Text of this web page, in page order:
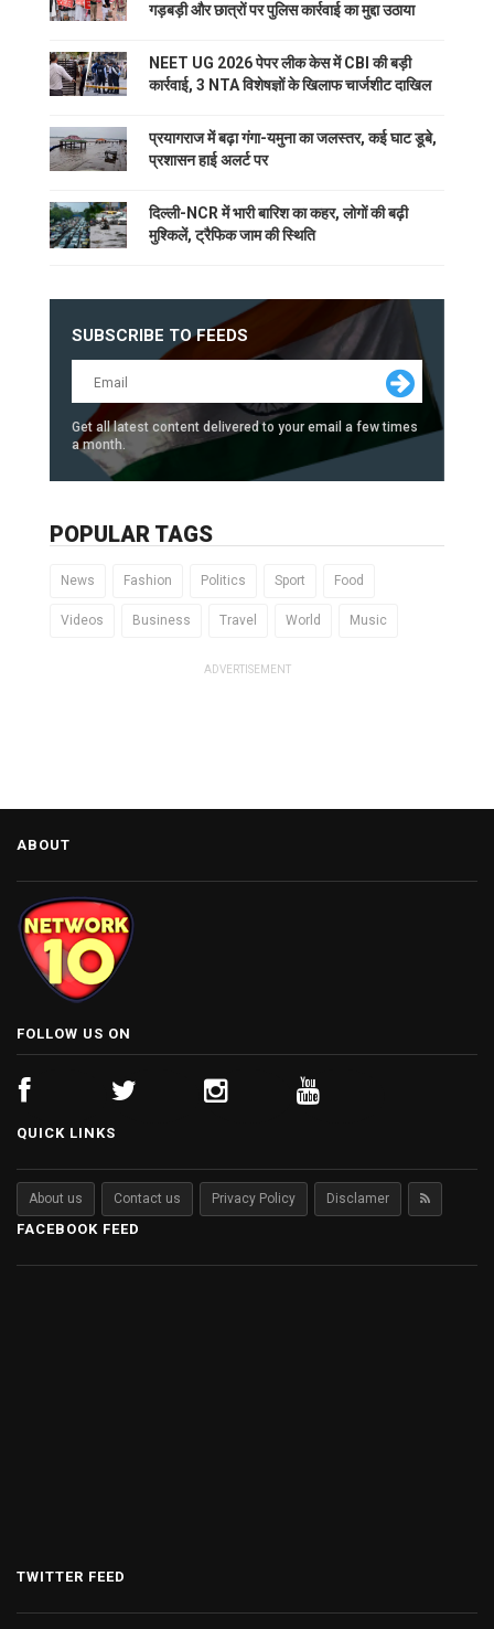
गड़बड़ी और छात्रों पर पुलिस कार्रवाई का मुद्दा उठाया
NEET UG 2026 पेपर लीक केस में CBI की बड़ी
कार्रवाई, 3 NTA विशेषज्ञों के खिलाफ चार्जशीट दाखिल
प्रयागराज में बढ़ा गंगा-यमुना का जलस्तर, कई घाट डूबे,
प्रशासन हाई अलर्ट पर
दिल्ली-NCR में भारी बारिश का कहर, लोगों की बढ़ी
मुश्किलें, ट्रैफिक जाम की स्थिति
SUBSCRIBE TO FEEDS
Get all latest content delivered to your email a few times
a month.
POPULAR TAGS
News Fashion Politics Sport Food
Videos Business Travel World Music
ADVERTISEMENT
ABOUT
FOLLOW US ON
QUICK LINKS
About us Contact us Privacy Policy Disclamer
FACEBOOK FEED
TWITTER FEED